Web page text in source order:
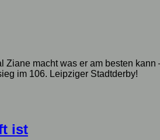
macht was er am besten
im 106. Leipziger Stadtderby!
ist